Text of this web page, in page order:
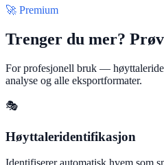
🚀 Premium
Trenger du mer?
For profesjonell bruk —
analyse og alle eksportformater.
🎭
Høyttaleridentifikasjon